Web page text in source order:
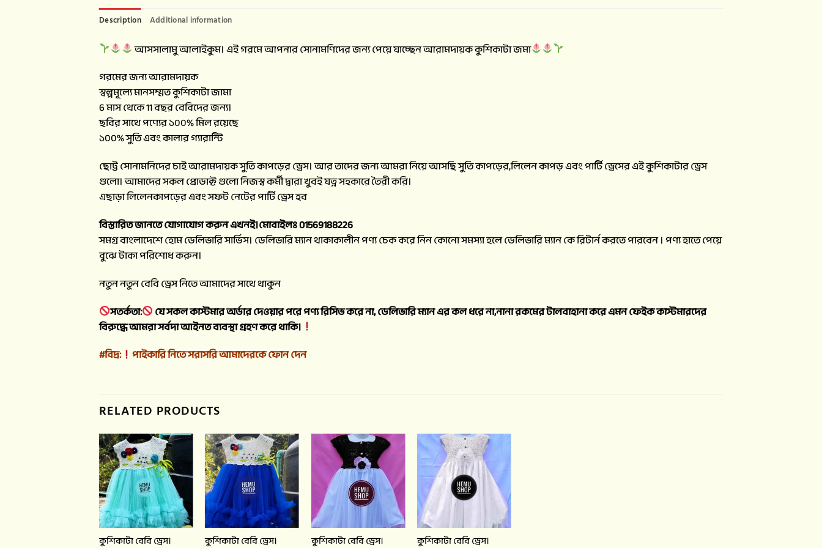
Description Additional information
আসসালামু আলাইকুম। এই গরমে আপনার সোনামণিদের জন্য পেয়ে যাচ্ছেন আরামদায়ক কুশিকাটা জমা
গরমের জন্য আরামদায়ক
স্বল্পমূল্যে মানসম্মত কুশিকাটা জামা
6 মাস থেকে 11 বছর বেবিদের জন্য।
ছবির সাথে পণ্যের ১০০% মিল রয়েছে
১০০% সুতি এবং কালার গ্যারান্টি
ছোট্ট সোনামনিদের চাই আরামদায়ক সুতি কাপড়ের ড্রেস। আর তাদের জন্য আমরা নিয়ে আসছি সুতি কাপড়ের,লিলেন কাপড় এবং পার্টি ড্রেসের এই কুশিকাটার ড্রেস
গুলো। আমাদের সকল প্রোডাক্ট গুলো নিজস্ব কর্মী দ্বারা খুবই যত্ন সহকারে তৈরী করি।
এছাড়া লিলেনকাপড়ের এবং সফট নেটের পার্টি ড্রেস হব
বিস্তারিত জানতে যোগাযোগ করুন এখনই।মোবাইলঃ 01569188226
সমগ্র বাংলাদেশে হোম ডেলিভারি সার্ভিস। ডেলিভারি ম্যান থাকাকালীন পণ্য চেক করে নিন কোনো সমস্যা হলে ডেলিভারি ম্যান কে রিটার্ন করতে পারবেন । পণ্য হাতে পেয়ে
বুঝে টাকা পরিশোধ করুন।
নতুন নতুন বেবি ড্রেস নিতে আমাদের সাথে থাকুন
সতর্কতা:
যে সকল কাস্টমারঅর্ডার দেওয়ার পরে পণ্য রিসিভ করে না, ডেলিভারি ম্যান এর কল ধরে না,নানা রকমের টালবাহানা করে এমন ফেইক কাস্টমারদের
বিরুদ্ধে আমরা সর্বদা আইনত ব্যবস্থা গ্রহণ করে থাকি।
#বিদ্র:
পাইকারি নিতে সরাসরি আমাদেরকে ফোন দেন
RELATED PRODUCTS
কুশিকাটা বেবি ড্রেস। কুশিকাটা বেবি ড্রেস। কুশিকাটা বেবি ড্রেস। কুশিকাটা বেবি ড্রেস।